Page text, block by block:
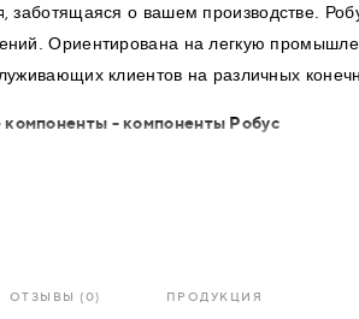
заботящаяся о вашем производстве.
Ориентирована на легкую
клиентов на различных
- компоненты Робус
изделиях, мы обеспечиваем
промышленность.
ОТЗЫВЫ (0) ПРОДУКЦИЯ